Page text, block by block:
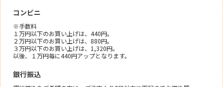
コンビニ
※手数料
１万円以下のお買い上げは、440円。
２万円以下のお買い上げは、880円。
３万円以下のお買い上げは、1,320円。
以後、１万円毎に440円アップとなります。
銀行振込